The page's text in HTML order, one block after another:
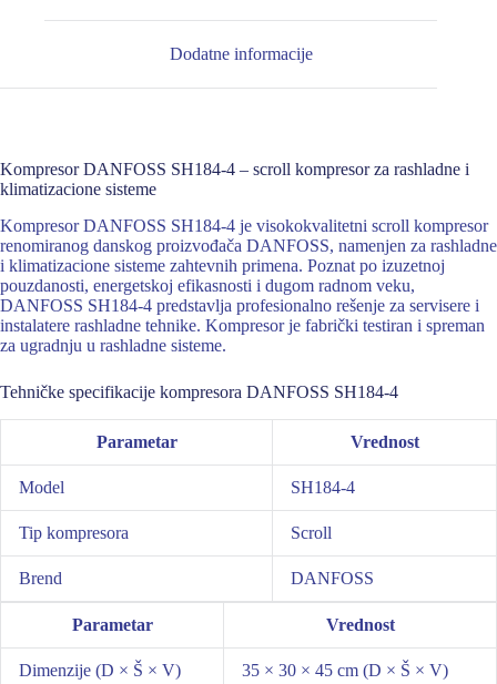
Dodatne informacije
Kompresor DANFOSS SH184-4 – scroll kompresor za rashladne i
klimatizacione sisteme
Kompresor DANFOSS SH184-4 je visokokvalitetni scroll kompresor
renomiranog danskog proizvođača DANFOSS, namenjen za rashladne
i klimatizacione sisteme zahtevnih primena. Poznat po izuzetnoj
pouzdanosti, energetskoj efikasnosti i dugom radnom veku,
DANFOSS SH184-4 predstavlja profesionalno rešenje za servisere i
instalatere rashladne tehnike. Kompresor je fabrički testiran i spreman
za ugradnju u rashladne sisteme.
Tehničke specifikacije kompresora DANFOSS SH184-4
Parametar Vrednost
Model SH184-4
Tip kompresora Scroll
Brend DANFOSS
Parametar Vrednost
Dimenzije (D × Š × V) 35 × 30 × 45 cm (D × Š × V)